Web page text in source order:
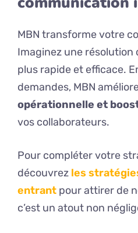
MBN transforme votre
Imaginez une
plus rapide et efficace.
demandes, MBN
opérationnelle et
vos collaborateurs.
Pour compléter votre
découvrez les
entrant pour attirer de
c’est un atout non